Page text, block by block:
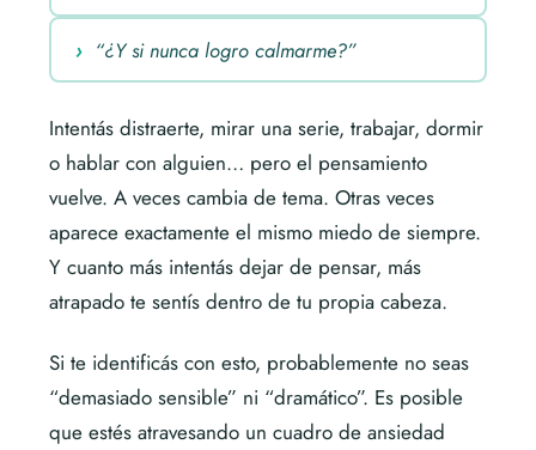
“¿Y si nunca logro calmarme?”
Intentás distraerte, mirar una serie, trabajar, dormir
o hablar con alguien… pero el pensamiento
vuelve. A veces cambia de tema. Otras veces
aparece exactamente el mismo miedo de siempre.
Y cuanto más intentás dejar de pensar, más
atrapado te sentís dentro de tu propia cabeza.
Si te identificás con esto, probablemente no seas
“demasiado sensible” ni “dramático”. Es posible
que estés atravesando un cuadro de ansiedad